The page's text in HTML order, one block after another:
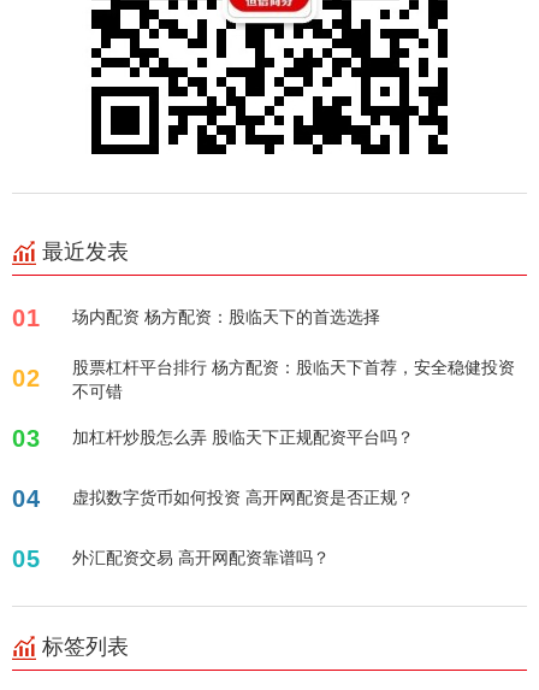
最近发表
01 场内配资 杨方配资：股临天下的首选选择
02
股票杠杆平台排行 杨方配资：股临天下首荐，安全稳健投资
不可错
03 加杠杆炒股怎么弄 股临天下正规配资平台吗？
04 虚拟数字货币如何投资 高开网配资是否正规？
05 外汇配资交易 高开网配资靠谱吗？
标签列表